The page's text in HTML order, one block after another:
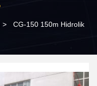
> CG-150 150m Hidrolik